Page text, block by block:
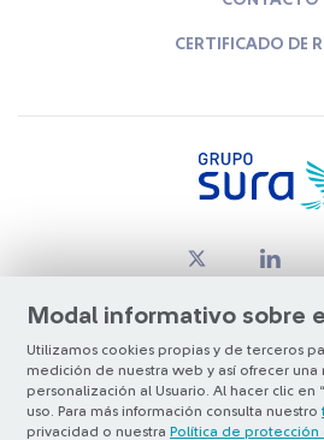
Modal informativo sobre
Utilizamos cookies propias y de terceros
medición de nuestra web y así ofrecer
personalización al Usuario. Al hacer clic en “
uso. Para más información consulta nuestro
privacidad o nuestra Política de protección
CERTIFICADO DE
© Copyright Grupo